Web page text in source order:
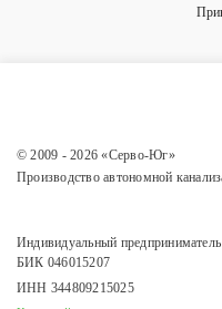
© 2009 - 2026 «Серво-Юг»
Производство автономной
Индивидуальный
БИК 046015207
ИНН 344809215025